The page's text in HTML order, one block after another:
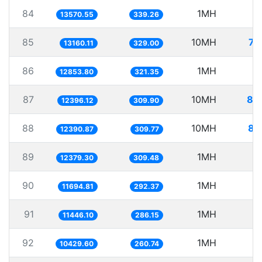
84 13570.55 339.26 1MH
85 13160.11 329.00 10MH
86 12853.80 321.35 1MH
87 12396.12 309.90 10MH
88 12390.87 309.77 10MH
89 12379.30 309.48 1MH
90 11694.81 292.37 1MH
91 11446.10 286.15 1MH
92 10429.60 260.74 1MH